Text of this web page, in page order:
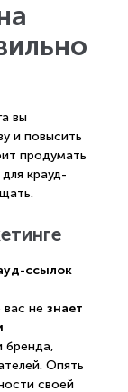
вы
и повысить
продумать
крауд-
ссылок
не знает
бренда,
Опять
своей